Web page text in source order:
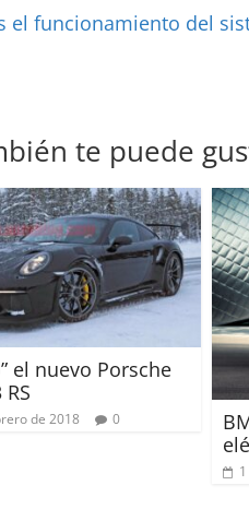
el funcionamiento del
te puede
el nuevo Porsche
de 2018 0